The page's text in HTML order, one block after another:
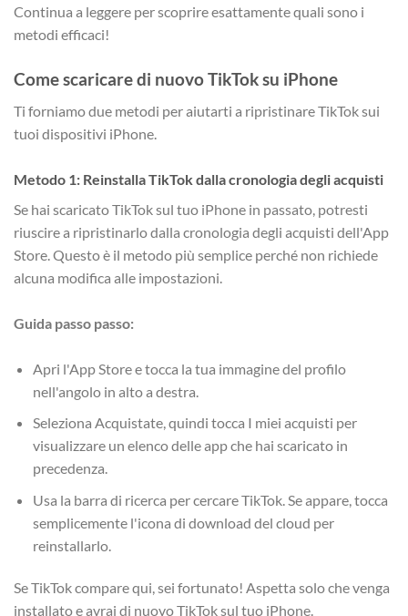
Continua a leggere per scoprire esattamente quali sono i
metodi efficaci!
Come scaricare di nuovo TikTok su iPhone
Ti forniamo due metodi per aiutarti a ripristinare TikTok sui
tuoi dispositivi iPhone.
Metodo 1: Reinstalla TikTok dalla cronologia degli acquisti
Se hai scaricato TikTok sul tuo iPhone in passato, potresti
riuscire a ripristinarlo dalla cronologia degli acquisti dell'App
Store. Questo è il metodo più semplice perché non richiede
alcuna modifica alle impostazioni.
Guida passo passo:
Apri l'App Store e tocca la tua immagine del profilo
nell'angolo in alto a destra.
Seleziona Acquistate, quindi tocca I miei acquisti per
visualizzare un elenco delle app che hai scaricato in
precedenza.
Usa la barra di ricerca per cercare TikTok. Se appare, tocca
semplicemente l'icona di download del cloud per
reinstallarlo.
Se TikTok compare qui, sei fortunato! Aspetta solo che venga
installato e avrai di nuovo TikTok sul tuo iPhone.